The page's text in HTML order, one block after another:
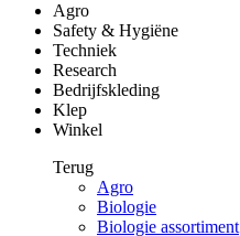
Agro
Safety & Hygiëne
Techniek
Research
Bedrijfskleding
Klep
Winkel
Terug
Agro
Biologie
Biologie assortiment